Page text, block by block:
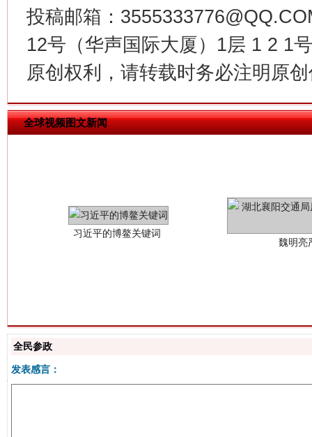
投稿邮箱：
12号（华声国际大厦）1层 1 2 1
原创权利，请转载时务必注明原
全球视频图文新闻
全民参政
发表感言：